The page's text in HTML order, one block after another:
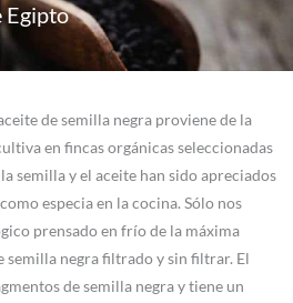
Egipto
de semilla negra proviene de la
en fincas orgánicas seleccionadas
semilla y el aceite han sido apreciados
especia en la cocina. Sólo nos
prensado en frío de la máxima
semilla negra filtrado y sin filtrar. El
de semilla negra y tiene un